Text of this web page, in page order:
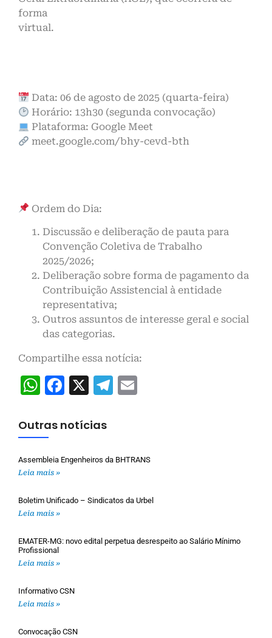
forma
virtual.
Data: 06 de agosto de 2025 (quarta-feira)
Horário: 13h30 (segunda convocação)
Plataforma: Google Meet
meet.google.com/bhy-cevd-bth
Ordem do Dia:
Discussão e deliberação de pauta para
Convenção Coletiva de Trabalho
2025/2026;
Deliberação sobre forma de pagamento da
Contribuição Assistencial à entidade
representativa;
Outros assuntos de interesse geral e social
das categorias.
Compartilhe essa notícia:
WhatsApp
Facebook
X Telegram
Outras notícias
Assembleia Engenheiros da BHTRANS
Leia mais »
Boletim Unificado – Sindicatos da Urbel
Leia mais »
EMATER-MG: novo edital perpetua desrespeito ao Salário Mínimo
Profissional
Leia mais »
Informativo CSN
Leia mais »
Convocação CSN